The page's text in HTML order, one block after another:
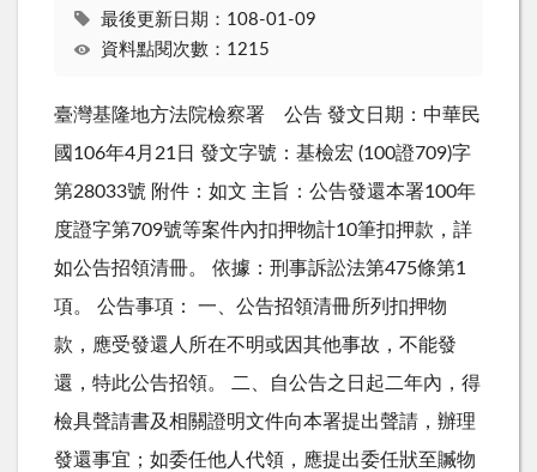
最後更新日期：108-01-09
資料點閱次數：1215
臺灣基隆地方法院檢察署 公告 發文日期：中華民
國106年4月21日 發文字號：基檢宏 (100證709)字
第28033號 附件：如文 主旨：公告發還本署100年
度證字第709號等案件內扣押物計10筆扣押款，詳
如公告招領清冊。 依據：刑事訴訟法第475條第1
項。 公告事項： 一、公告招領清冊所列扣押物
款，應受發還人所在不明或因其他事故，不能發
還，特此公告招領。 二、自公告之日起二年內，得
檢具聲請書及相關證明文件向本署提出聲請，辦理
發還事宜；如委任他人代領，應提出委任狀至贓物